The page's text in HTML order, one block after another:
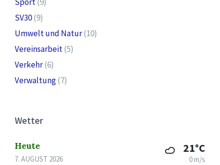
Sport(9)
SV30(9)
Umwelt und Natur(10)
Vereinsarbeit(5)
Verkehr(6)
Verwaltung(7)
Wetter
Heute
7. AUGUST 2026
21°C
0 m/s